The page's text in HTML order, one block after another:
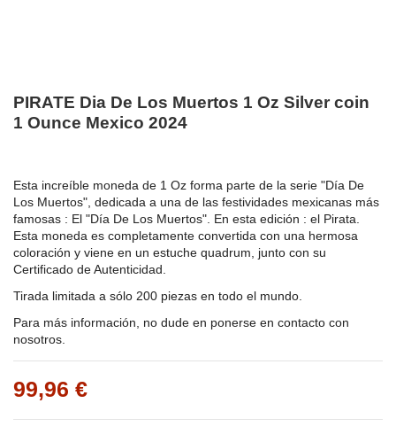
PIRATE Dia De Los Muertos 1 Oz Silver coin
1 Ounce Mexico 2024
Esta increíble moneda de 1 Oz forma parte de la serie "Día De
Los Muertos", dedicada a una de las festividades mexicanas más
famosas : El "Día De Los Muertos". En esta edición : el Pirata.
Esta moneda es completamente convertida con una hermosa
coloración y viene en un estuche quadrum, junto con su
Certificado de Autenticidad.
Tirada limitada a sólo 200 piezas en todo el mundo.
Para más información, no dude en ponerse en contacto con
nosotros.
99,96 €